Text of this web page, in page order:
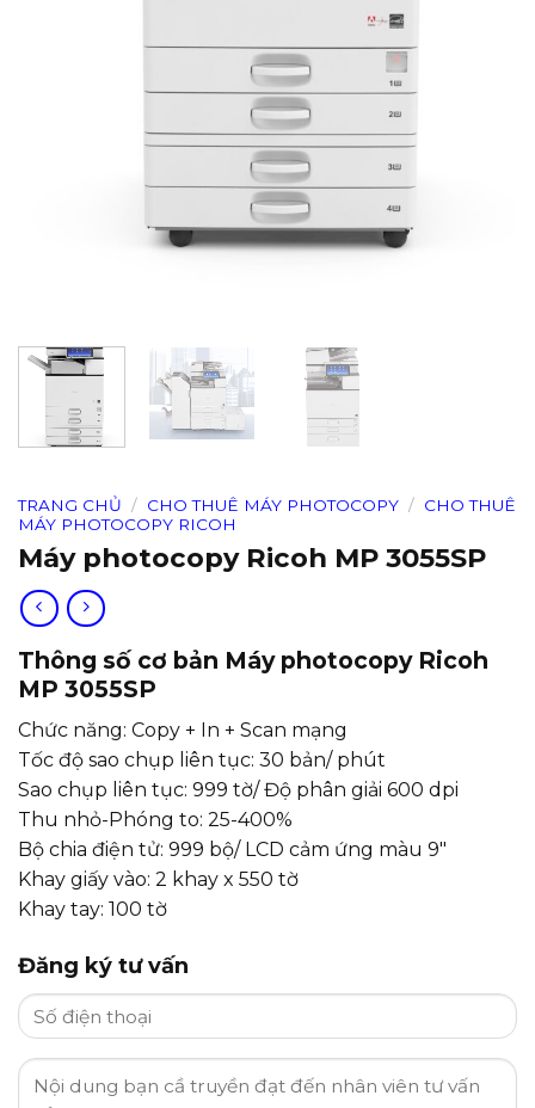
TRANG CHỦ / CHO THUÊ MÁY PHOTOCOPY / CHO THUÊ
MÁY PHOTOCOPY RICOH
Máy photocopy Ricoh MP 3055SP
Thông số cơ bản Máy photocopy Ricoh
MP 3055SP
Chức năng: Copy + In + Scan mạng
Tốc độ sao chụp liên tục: 30 bản/ phút
Sao chụp liên tục: 999 tờ/ Độ phân giải 600 dpi
Thu nhỏ-Phóng to: 25-400%
Bộ chia điện tử: 999 bộ/ LCD cảm ứng màu 9″
Khay giấy vào: 2 khay x 550 tờ
Khay tay: 100 tờ
Đăng ký tư vấn